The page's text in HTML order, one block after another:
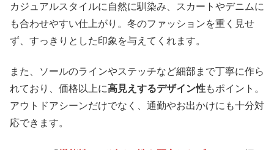
カジュアルスタイルに自然に馴染み、スカートやデニムに
も合わせやすい仕上がり。冬のファッションを重く見せ
ず、すっきりとした印象を与えてくれます。
また、ソールのラインやステッチなど細部まで丁寧に作ら
れており、価格以上に高見えするデザイン性もポイント。
アウトドアシーンだけでなく、通勤やお出かけにも十分対
応できます。